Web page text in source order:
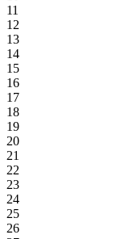
11
12
13
14
15
16
17
18
19
20
21
22
23
24
25
26